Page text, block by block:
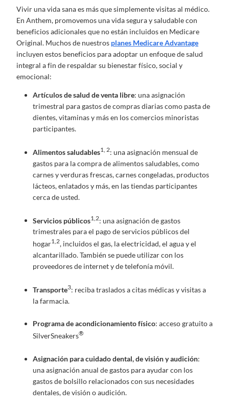
Vivir una vida sana es más que simplemente visitas al médico.
En Anthem, promovemos una vida segura y saludable con
beneficios adicionales que no están incluidos en Medicare
Original. Muchos de nuestros planes Medicare Advantage
incluyen estos beneficios para adoptar un enfoque de salud
integral a fin de respaldar su bienestar físico, social y
emocional:
Artículos de salud de venta libre: una asignación
trimestral para gastos de compras diarias como pasta de
dientes, vitaminas y más en los comercios minoristas
participantes.
Alimentos saludables1, 2: una asignación mensual de
gastos para la compra de alimentos saludables, como
carnes y verduras frescas, carnes congeladas, productos
lácteos, enlatados y más, en las tiendas participantes
cerca de usted.
Servicios públicos1,2: una asignación de gastos
trimestrales para el pago de servicios públicos del
hogar1,2, incluidos el gas, la electricidad, el agua y el
alcantarillado. También se puede utilizar con los
proveedores de internet y de telefonía móvil.
Transporte3: reciba traslados a citas médicas y visitas a
la farmacia.
Programa de acondicionamiento físico: acceso gratuito a
SilverSneakers®
Asignación para cuidado dental, de visión y audición:
una asignación anual de gastos para ayudar con los
gastos de bolsillo relacionados con sus necesidades
dentales, de visión o audición.